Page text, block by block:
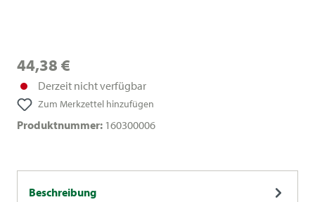
44,38 €
Derzeit nicht verfügbar
Zum Merkzettel hinzufügen
Produktnummer: 160300006
Beschreibung